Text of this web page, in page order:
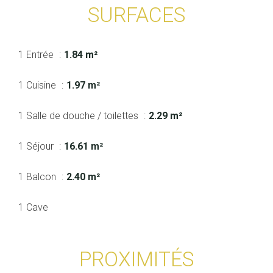
SURFACES
1 Entrée 1.84 m²
1 Cuisine 1.97 m²
1 Salle de douche / toilettes 2.29 m²
1 Séjour 16.61 m²
1 Balcon 2.40 m²
1 Cave
PROXIMITÉS